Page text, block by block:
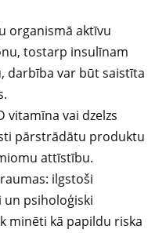
organismā aktīvu
tostarp insulīnam
darbība var būt saistīta
vitamīna vai dzelzs
pārstrādātu produktu
attīstību.
ilgstoši
psiholoģiski
minēti kā papildu riska